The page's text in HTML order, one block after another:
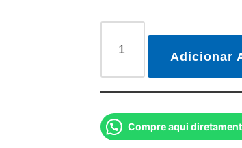
Adicionar
Compre aqui